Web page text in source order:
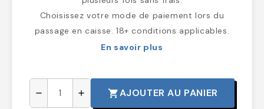
Choisissez votre mode de paiement lors du
passage en caisse. 18+ conditions applicables.
En savoir plus
remove add shopping_cartAJOUTER AU PANIER